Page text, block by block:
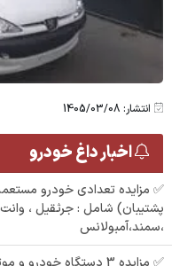
انتشار: 1405/03/08
اخبار داغ خودرو
✅ مزایده تعدادی خودرو
پشتیبان) شامل : جرثقیل ، وانت
،سمند،آمبولانس